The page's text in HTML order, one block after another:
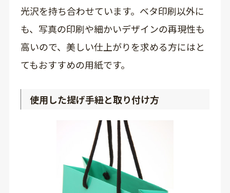
光沢を持ち合わせています。ベタ印刷以外に
も、写真の印刷や細かいデザインの再現性も
高いので、美しい仕上がりを求める方にはと
てもおすすめの用紙です。
使用した提げ手紐と取り付け方